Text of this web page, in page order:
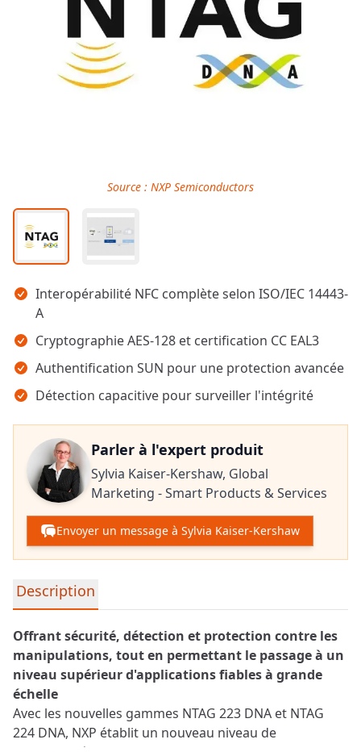
Points clés
Interopérabilité NFC complète selon ISO/IEC 14443-
A
Cryptographie AES-128 et certification CC EAL3
Authentification SUN pour une protection avancée
Détection capacitive pour surveiller l'intégrité
Parler à l'expert produit
Sylvia Kaiser-Kershaw, Global
Marketing - Smart Products & Services
Envoyer un message à Sylvia Kaiser-Kershaw
Informations détaillées sur le produit
Description
Offrant sécurité, détection et protection contre les
manipulations, tout en permettant le passage à un
niveau supérieur d'applications fiables à grande
échelle
Avec les nouvelles gammes NTAG 223 DNA et NTAG
224 DNA, NXP établit un nouveau niveau de
Source : NXP Semiconductors